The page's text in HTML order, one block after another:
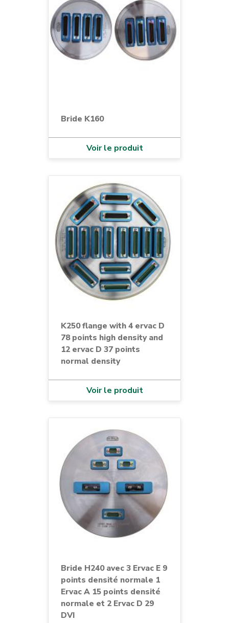
Bride K160
Voir le produit
K250 flange with 4 ervac D
78 points high density and
12 ervac D 37 points
normal density
Voir le produit
Bride H240 avec 3 Ervac E 9
points densité normale 1
Ervac A 15 points densité
normale et 2 Ervac D 29
DVI